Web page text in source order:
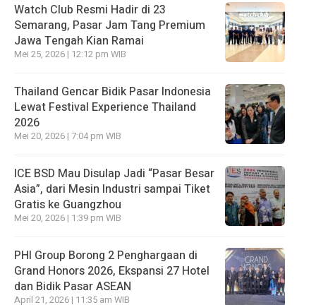
Watch Club Resmi Hadir di 23
Semarang, Pasar Jam Tang Premium
Jawa Tengah Kian Ramai
Mei 25, 2026 | 12:12 pm WIB
Thailand Gencar Bidik Pasar Indonesia
Lewat Festival Experience Thailand
2026
Mei 20, 2026 | 7:04 pm WIB
ICE BSD Mau Disulap Jadi “Pasar Besar
Asia”, dari Mesin Industri sampai Tiket
Gratis ke Guangzhou
Mei 20, 2026 | 1:39 pm WIB
PHI Group Borong 2 Penghargaan di
Grand Honors 2026, Ekspansi 27 Hotel
dan Bidik Pasar ASEAN
April 21, 2026 | 11:35 am WIB